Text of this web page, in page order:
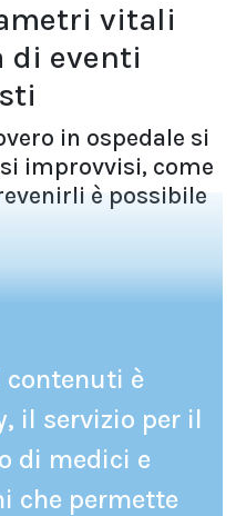
vitali
di eventi
in ospedale si
improvvisi, come
è possibile
contenuti è
il servizio per il
di medici e
che permette